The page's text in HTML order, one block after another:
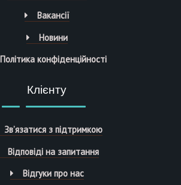
Вакансії
Новини
Політика конфіденційності
Клієнту
Зв’язатися з підтримкою
Відповіді на запитання
Відгуки про нас